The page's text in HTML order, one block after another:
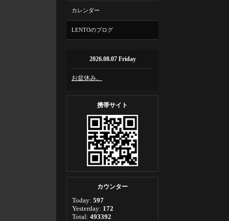
カレンダー
LENTOのブログ
2026.08.07 Friday
お盆休み。
携帯サイト
カウンター
Today: 597
Yesterday: 172
Total: 493392